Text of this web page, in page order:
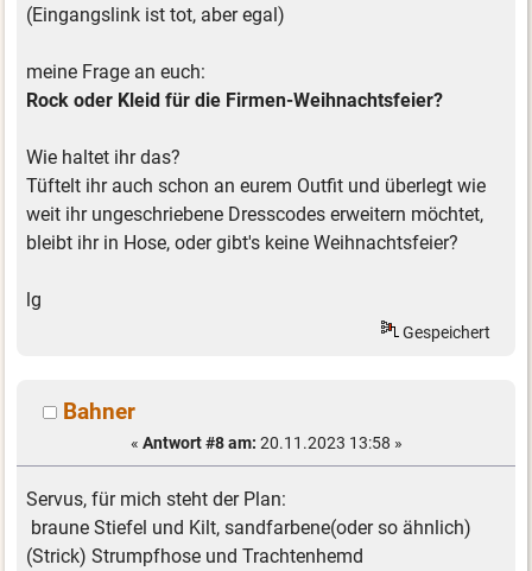
(Eingangslink ist tot, aber egal)
meine Frage an euch:
Rock oder Kleid für die Firmen-Weihnachtsfeier?
Wie haltet ihr das?
Tüftelt ihr auch schon an eurem Outfit und überlegt wie
weit ihr ungeschriebene Dresscodes erweitern möchtet,
bleibt ihr in Hose, oder gibt's keine Weihnachtsfeier?
lg
Gespeichert
Bahner
« Antwort #8 am: 20.11.2023 13:58 »
Servus, für mich steht der Plan:
braune Stiefel und Kilt, sandfarbene(oder so ähnlich)
(Strick) Strumpfhose und Trachtenhemd